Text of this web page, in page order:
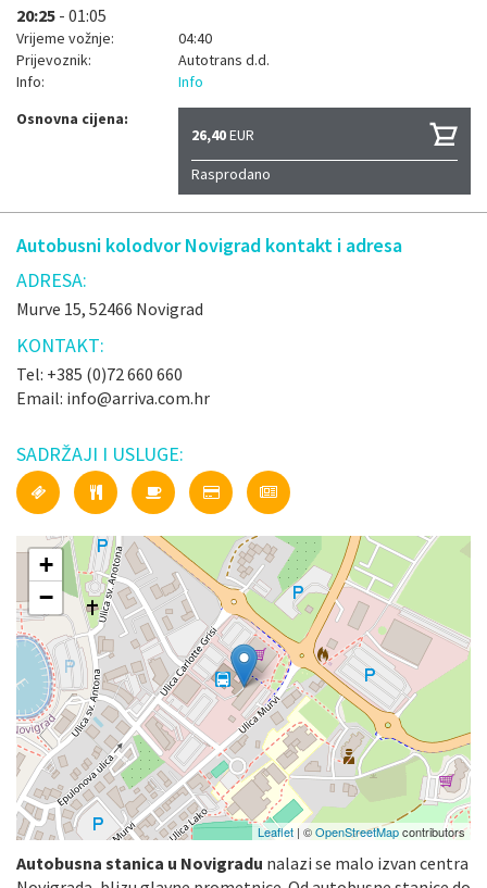
20:25 - 01:05
Vrijeme vožnje:
04:40
Prijevoznik:
Autotrans d.d.
Info:
Info
Osnovna cijena:
26,40EUR
Rasprodano
Autobusni kolodvor Novigrad kontakt i adresa
ADRESA:
Murve 15, 52466 Novigrad
KONTAKT:
Tel: +385 (0)72 660 660
Email: info@arriva.com.hr
SADRŽAJI I USLUGE:
+
−
Leaflet | ©OpenStreetMapcontributors
Autobusna stanica u Novigradu nalazi se malo izvan centra